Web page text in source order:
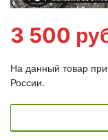
3 500
На данный товар
России.